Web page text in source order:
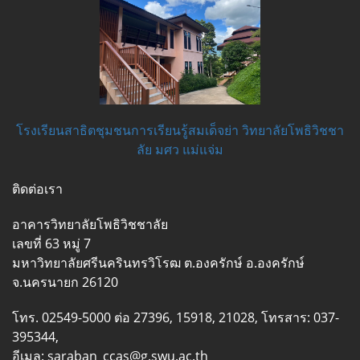
โรงเรียนสาธิตชุมชนการเรียนรู้สมเด็จย่า วิทยาลัยโพธิวิชชา
ลัย มศว แม่แจ่ม
ติดต่อเรา
อาคารวิทยาลัยโพธิวิชชาลัย
เลขที่ 63 หมู่ 7
มหาวิทยาลัยศรีนครินทรวิโรฒ ต.องครักษ์ อ.องครักษ์
จ.นครนายก 26120
โทร. 02549-5000 ต่อ 27396, 15918, 21028, โทรสาร: 037-
395344,
อีเมล: saraban_ccas@g.swu.ac.th